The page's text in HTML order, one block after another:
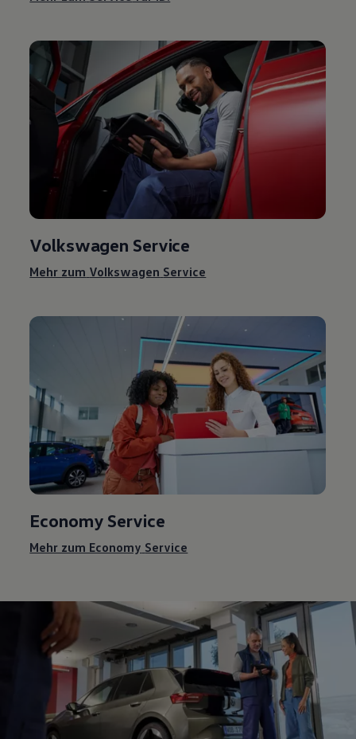
Volkswagen Service
Mehr zum Volkswagen Service
Economy Service
Mehr zum Economy Service